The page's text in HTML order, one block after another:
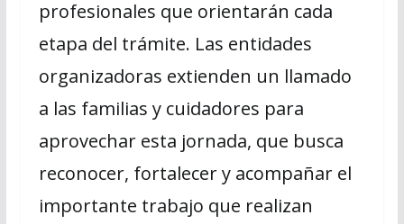
profesionales que orientarán cada
etapa del trámite. Las entidades
organizadoras extienden un llamado
a las familias y cuidadores para
aprovechar esta jornada, que busca
reconocer, fortalecer y acompañar el
importante trabajo que realizan